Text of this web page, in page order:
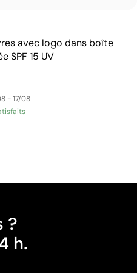
avec logo dans boîte
SPF 15 UV
- 17/08
?
h.